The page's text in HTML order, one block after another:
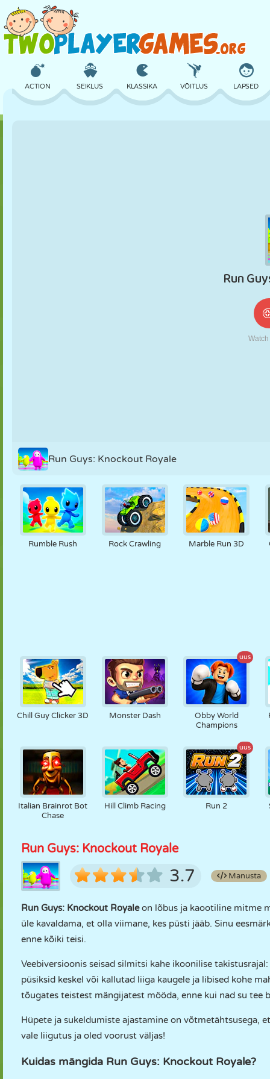
ACTION SEIKLUS KLASSIKA VÕITLUS LAPSED
ROBOT
TRULL
Run Guys: Knockout Royale
Rumble Rush Rock Crawling Marble Run 3D
Chill Guy Clicker 3D Monster Dash
uus
Obby World
Champions
Italian Brainrot Bot
Chase
Hill Climb Racing
uus
Run 2
Run Guys: Knockout Royale
3.7 Manusta
Run Guys: Knockout Royaleon lõbus ja kaootiline mitme
üle kavaldama, et olla viimane, kes püsti jääb. Sinu
enne kõiki teisi.
Veebiversioonis seisad silmitsi kahe ikoonilise takistusrajal:
püsiksid keskel või kallutad liiga kaugele ja libised kohe
tõugates teistest mängijatest mööda, enne kui nad su tee
Hüpete ja sukeldumiste ajastamine on võtmetähtsusega,
vale liigutus ja oled voorust väljas!
Kuidas mängida Run Guys: Knockout Royale?